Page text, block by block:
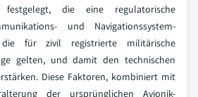
festgelegt, die eine regulatorische
und Navigationssystem-
die für zivil registrierte militärische
gelten, und damit den technischen
Diese Faktoren, kombiniert mit
der ursprünglichen Avionik-